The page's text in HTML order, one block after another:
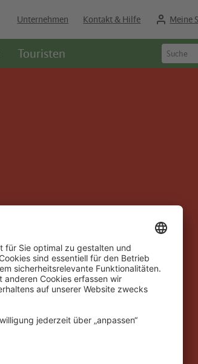
Unternehmen Kontakt & Hilfe Meine
Touristen
Suchbegriff
eingeben